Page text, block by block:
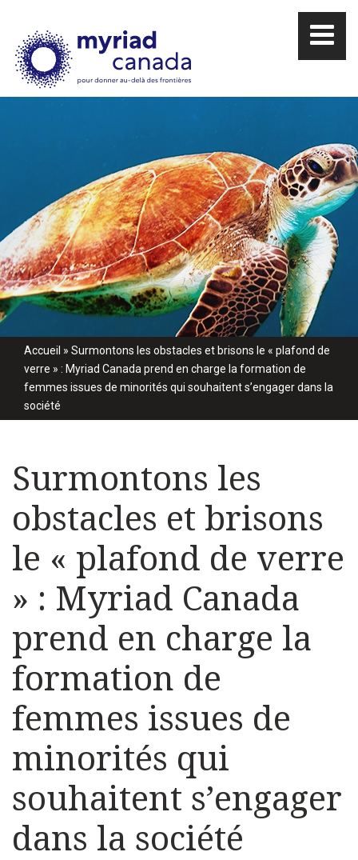
Accueil » Surmontons les obstacles et brisons le « plafond de
verre » : Myriad Canada prend en charge la formation de
femmes issues de minorités qui souhaitent s’engager dans la
société
Surmontons les
obstacles et brisons
le « plafond de verre
» : Myriad Canada
prend en charge la
formation de
femmes issues de
minorités qui
souhaitent s’engager
dans la société